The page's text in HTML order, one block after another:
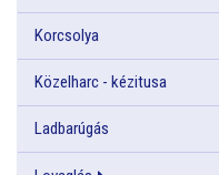
Korcsolya
Közelharc - kézitusa
Ladbarúgás